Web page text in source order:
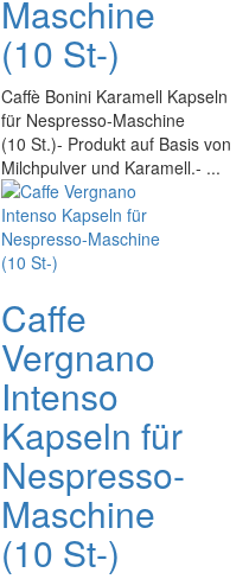
Maschine
(10 St-)
Caffè Bonini Karamell Kapseln
für Nespresso-Maschine
(10 St.)- Produkt auf Basis von
Milchpulver und Karamell.- ...
Caffe
Vergnano
Intenso
Kapseln für
Nespresso-
Maschine
(10 St-)